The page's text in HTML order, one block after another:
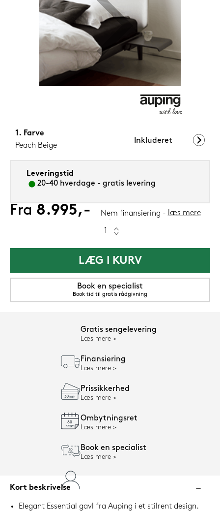
1.099,-
Farve
Peach Beige
Inkluderet
Leveringstid
20-40 hverdage - gratis levering
Fra 8.995,- Nem finansiering læs mere
LÆG I KURV
Book en specialist
Book tid til gratis rådgivning
Gratis sengelevering
Læs mere
Finansiering
Læs mere
Prissikkerhed
Læs mere
Ombytningsret
Læs mere
Book en specialist
Læs mere
Kort beskrivelse
Elegant Essential gavl fra Auping i et stilrent design.